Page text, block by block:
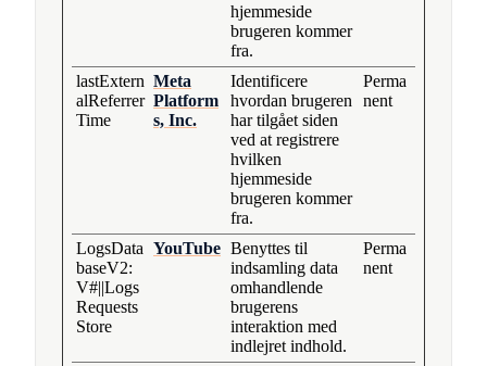
hjemmeside
brugeren kommer
fra.
lastExtern
alReferrer
Time
Meta
Platform
s, Inc.
Identificere
hvordan brugeren
har tilgået siden
ved at registrere
hvilken
hjemmeside
brugeren kommer
fra.
Perma
nent
LogsData
baseV2:
V#||Logs
Requests
Store
YouTube Benyttes til
indsamling data
omhandlende
brugerens
interaktion med
indlejret indhold.
Perma
nent